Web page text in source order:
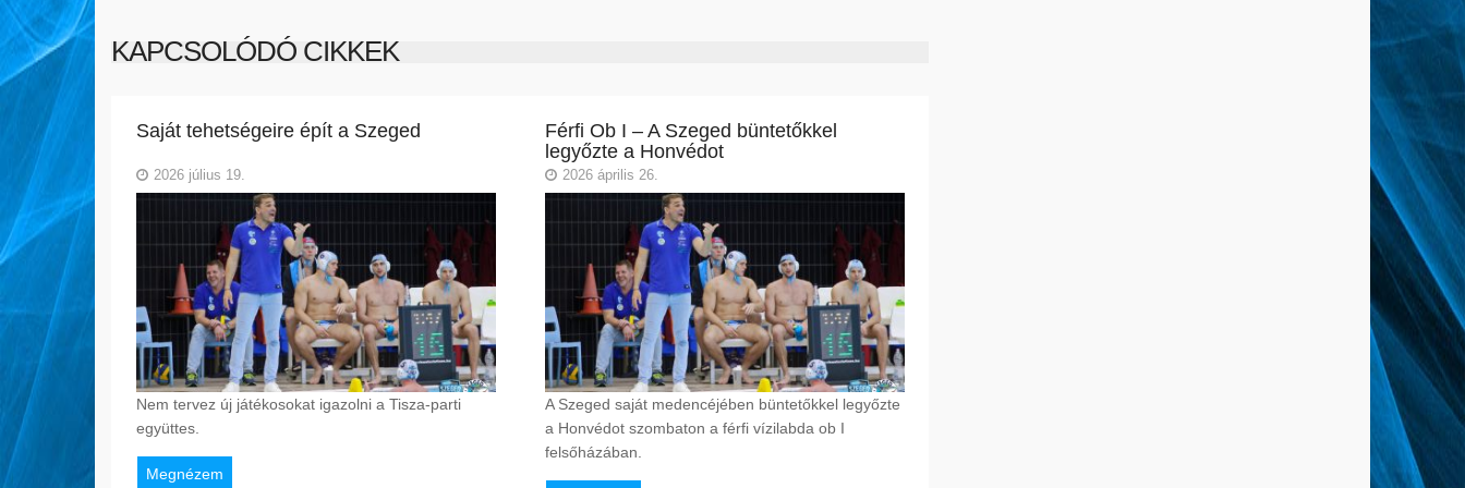
KAPCSOLÓDÓ CIKKEK
Saját tehetségeire épít a Szeged
2026 július 19.
Nem tervez új játékosokat igazolni a Tisza-parti
együttes.
Megnézem
Férfi Ob I – A Szeged büntetőkkel
legyőzte a Honvédot
2026 április 26.
A Szeged saját medencéjében büntetőkkel legyőzte
a Honvédot szombaton a férfi vízilabda ob I
felsőházában.